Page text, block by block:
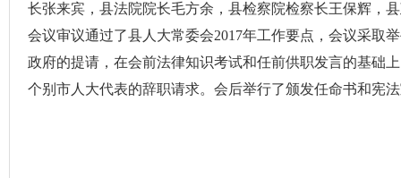
长张来宾，县法院院长毛方余，县检察院检察长王保辉，
会议审议通过了县人大常委会2017年工作要点，会议采取
政府的提请，在会前法律知识考试和任前供职发言的基础
个别市人大代表的辞职请求。会后举行了颁发任命书和宪